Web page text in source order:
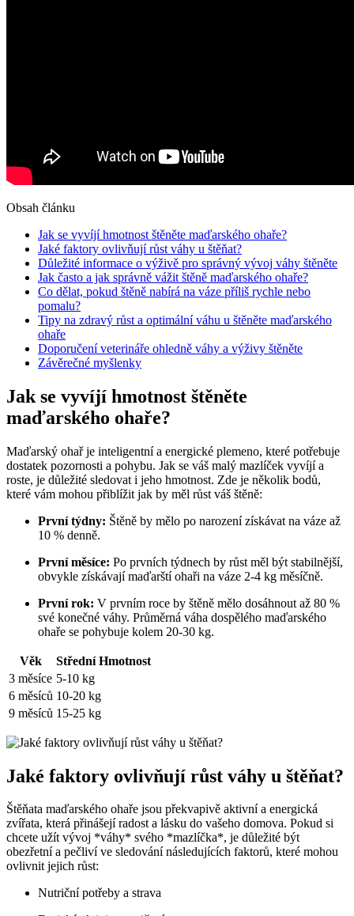
Obsah článku
Jak se vyvíjí hmotnost štěněte maďarského ohaře?
Jaké faktory ovlivňují růst váhy u štěňat?
Důležité informace o výživě pro správný vývoj váhy štěněte
Jak často a jak správně vážit štěně maďarského ohaře?
Co dělat, pokud štěně nabírá na váze příliš rychle nebo
pomalu?
Tipy na zdravý růst a optimální váhu u štěněte maďarského
ohaře
Doporučení veterináře ohledně váhy a výživy štěněte
Závěrečné myšlenky
Jak se vyvíjí hmotnost štěněte
maďarského ohaře?
Maďarský ohař je inteligentní a energické plemeno, které potřebuje
dostatek pozornosti a pohybu. Jak se váš malý mazlíček vyvíjí a
roste, je důležité sledovat i jeho hmotnost. Zde je několik bodů,
které vám mohou přiblížit jak by měl růst váš štěně:
První týdny: Štěně by mělo po narození získávat na váze až
10 % denně.
První měsíce: Po prvních týdnech by růst měl být stabilnější,
obvykle získávají maďarští ohaři na váze 2-4 kg měsíčně.
První rok: V prvním roce by štěně mělo dosáhnout až 80 %
své konečné váhy. Průměrná váha dospělého maďarského
ohaře se pohybuje kolem 20-30 kg.
Věk
Střední Hmotnost
3 měsíce 5-10 kg
6 měsíců 10-20 kg
9 měsíců 15-25 kg
Jaké faktory ovlivňují růst váhy u štěňat?
Štěňata maďarského ohaře jsou překvapivě aktivní a energická
zvířata, která přinášejí radost a lásku do vašeho domova. Pokud si
chcete užít vývoj *váhy* svého *mazlíčka*, je důležité být
obezřetní a pečliví ve sledování následujících faktorů, které mohou
ovlivnit jejich růst:
Nutriční potřeby a strava